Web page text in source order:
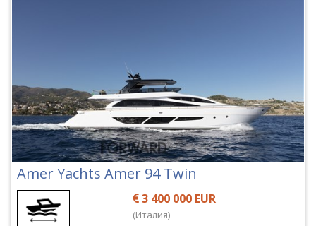
Amer Yachts Amer 94 Twin
3 400 000 EUR
(Италия)